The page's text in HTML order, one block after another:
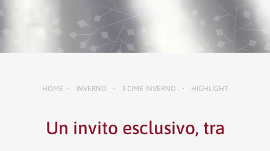
HOME • INVERNO • 3 CIME INVERNO • HIGHLIGHT
Un invito esclusivo, tra